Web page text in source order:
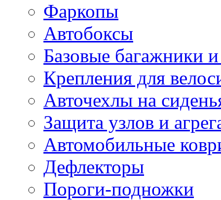
Фаркопы
Автобоксы
Базовые багажники
Крепления для
Авточехлы на
Защита узлов и
Автомобильные
Дефлекторы
Пороги-подножки